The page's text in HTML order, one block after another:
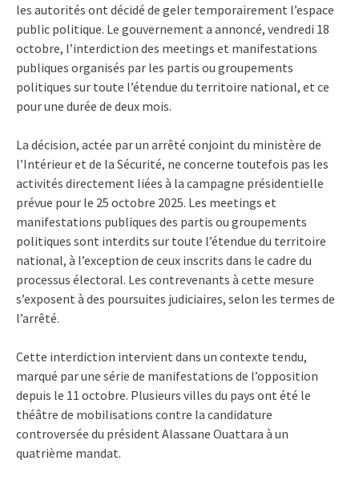
les autorités ont décidé de geler temporairement l’espace
public politique. Le gouvernement a annoncé, vendredi 18
octobre, l’interdiction des meetings et manifestations
publiques organisés par les partis ou groupements
politiques sur toute l’étendue du territoire national, et ce
pour une durée de deux mois.
La décision, actée par un arrêté conjoint du ministère de
l’Intérieur et de la Sécurité, ne concerne toutefois pas les
activités directement liées à la campagne présidentielle
prévue pour le 25 octobre 2025. Les meetings et
manifestations publiques des partis ou groupements
politiques sont interdits sur toute l’étendue du territoire
national, à l’exception de ceux inscrits dans le cadre du
processus électoral. Les contrevenants à cette mesure
s’exposent à des poursuites judiciaires, selon les termes de
l’arrêté.
Cette interdiction intervient dans un contexte tendu,
marqué par une série de manifestations de l’opposition
depuis le 11 octobre. Plusieurs villes du pays ont été le
théâtre de mobilisations contre la candidature
controversée du président Alassane Ouattara à un
quatrième mandat.